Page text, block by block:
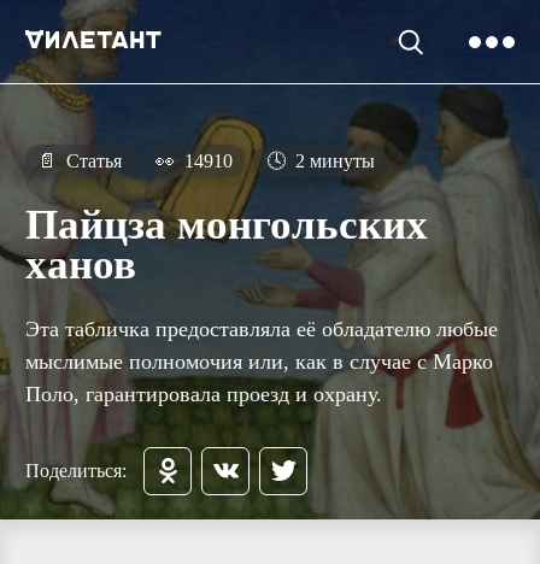
📄 Статья 👀 14910 🕓 2 минуты
Пайцза монгольских
ханов
Эта табличка предоставляла её обладателю любые
мыслимые полномочия или, как в случае с Марко
Поло, гарантировала проезд и охрану.
Поделиться: